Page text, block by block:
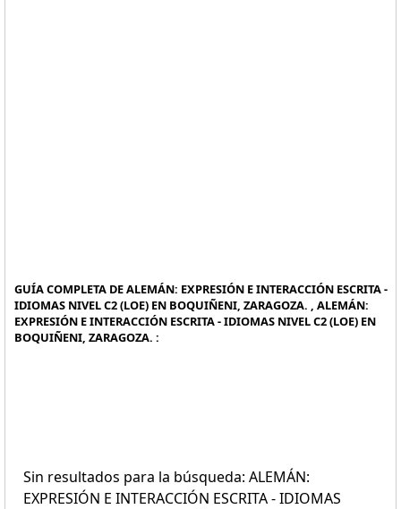
GUÍA COMPLETA DE ALEMÁN: EXPRESIÓN E INTERACCIÓN ESCRITA -
IDIOMAS NIVEL C2 (LOE) EN BOQUIÑENI, ZARAGOZA. , ALEMÁN:
EXPRESIÓN E INTERACCIÓN ESCRITA - IDIOMAS NIVEL C2 (LOE) EN
BOQUIÑENI, ZARAGOZA. :
Sin resultados para la búsqueda: ALEMÁN:
EXPRESIÓN E INTERACCIÓN ESCRITA - IDIOMAS